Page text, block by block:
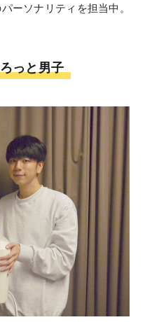
ーソナリティを担当中。
っと男子